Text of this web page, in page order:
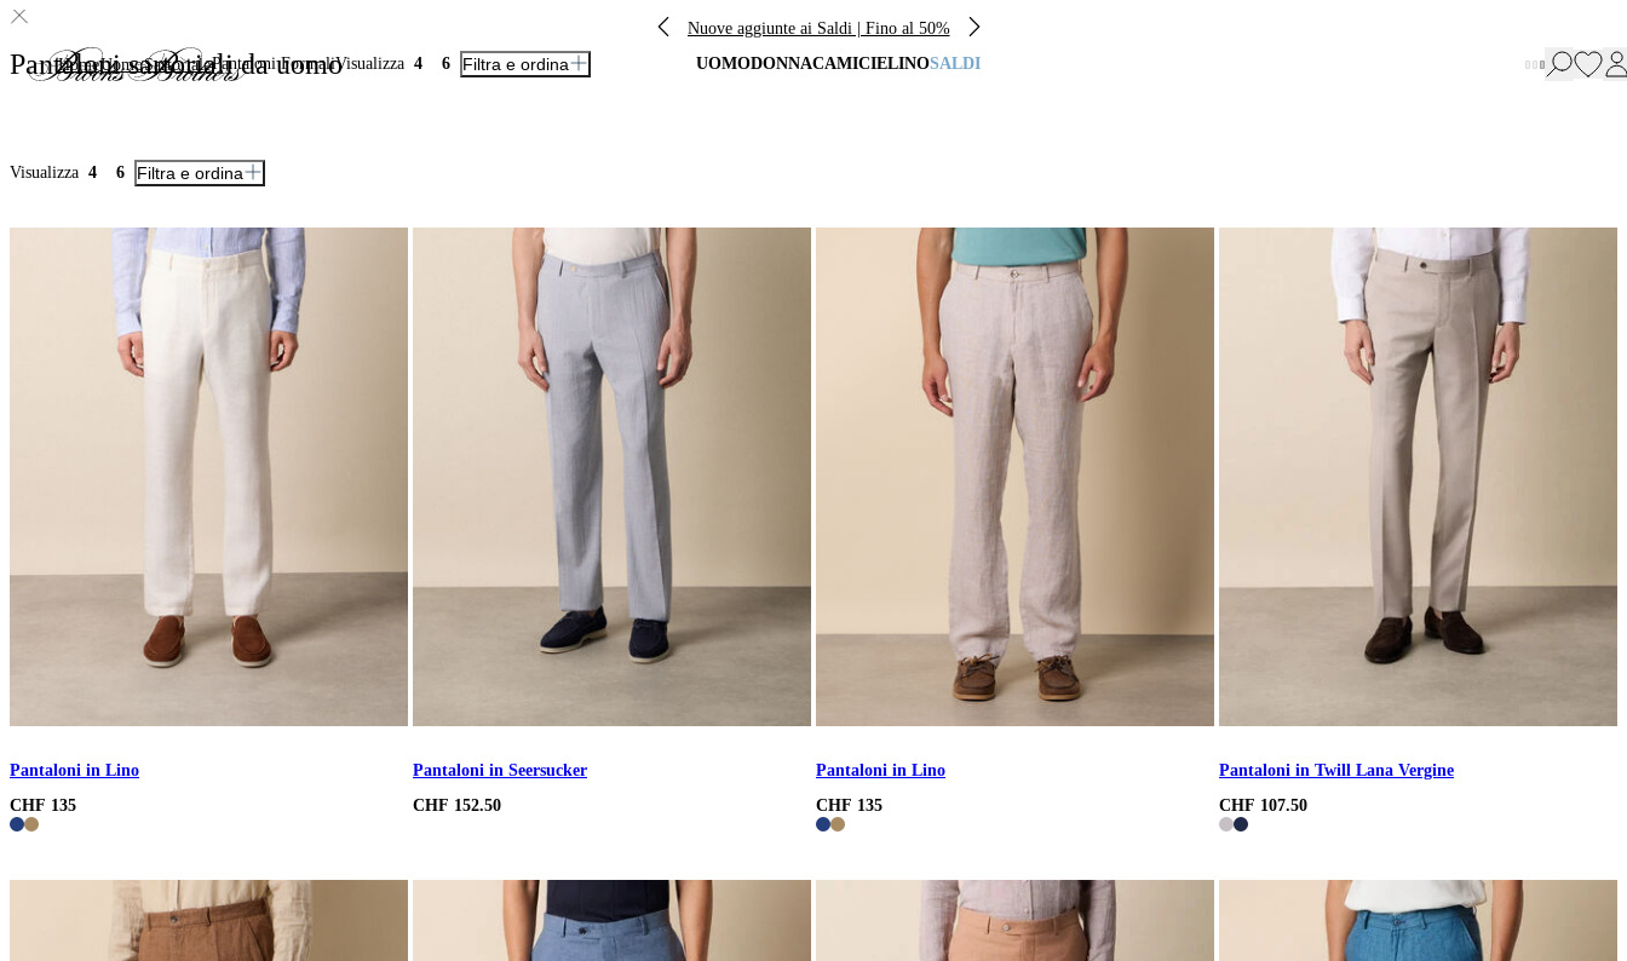
Nuove aggiunte ai Saldi | Fino al 50%
UOMODONNACAMICIELINOSALDI
HomeUomoSartorialePantaloni FormaliVisualizza 4 6 Filtra e ordina
Pantaloni sartoriali da uomo
Visualizza 4 6 Filtra e ordina
Pantaloni in Lino
CHF 135
Pantaloni in Seersucker
CHF 152.50
Pantaloni in Lino
CHF 135
Pantaloni in Twill Lana Vergine
CHF 107.50